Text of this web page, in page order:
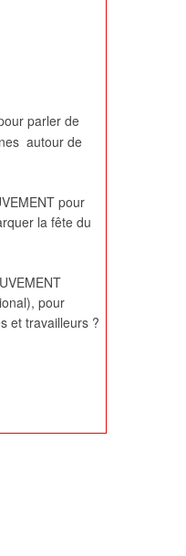
parler de
autour de
pour
la fête du
pour
et travailleurs ?